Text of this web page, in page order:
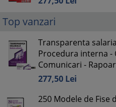
Top vanzari
Transparenta
Procedura interna -
Comunicari -
277,50 Lei
250 Modele de Fise